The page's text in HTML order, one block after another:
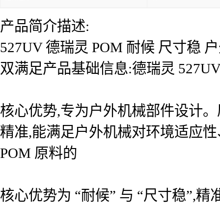
产品简介描述:
527UV 德瑞灵 POM 耐候 尺寸稳
双满足产品基础信息:德瑞灵
核心优势,专为户外机械部件设计
精准,能满足户外机械对环境适应
POM 原料的
核心优势为 “耐候” 与 “尺寸稳”,